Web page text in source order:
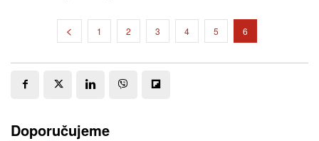
1 2 3 4 5 6
Doporučujeme